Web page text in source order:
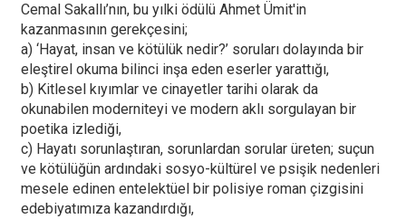
Cemal Sakallı’nın, bu yılki ödülü Ahmet Ümit'in
kazanmasının gerekçesini;
a) ‘Hayat, insan ve kötülük nedir?’ soruları dolayında bir
eleştirel okuma bilinci inşa eden eserler yarattığı,
b) Kitlesel kıyımlar ve cinayetler tarihi olarak da
okunabilen moderniteyi ve modern aklı sorgulayan bir
poetika izlediği,
c) Hayatı sorunlaştıran, sorunlardan sorular üreten; suçun
ve kötülüğün ardındaki sosyo-kültürel ve psişik nedenleri
mesele edinen entelektüel bir polisiye roman çizgisini
edebiyatımıza kazandırdığı,